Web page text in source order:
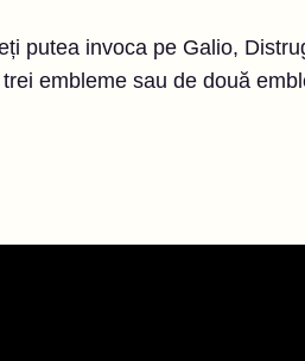
putea invoca pe Galio,
embleme sau de două